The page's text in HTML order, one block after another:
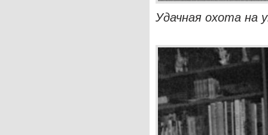
Удачная охота на